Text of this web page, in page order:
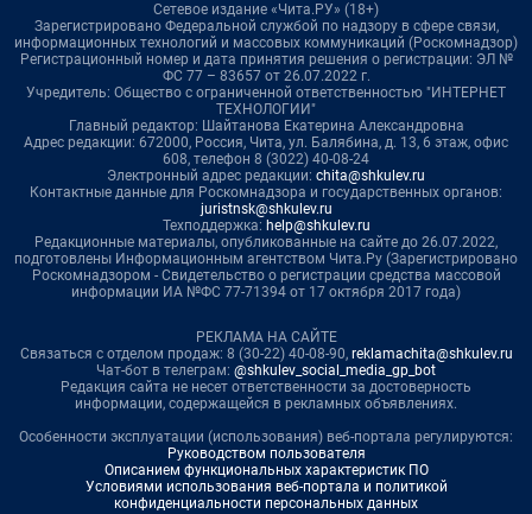
Сетевое издание «Чита.РУ» (18+)
Зарегистрировано Федеральной службой по надзору в сфере связи,
информационных технологий и массовых коммуникаций (Роскомнадзор)
Регистрационный номер и дата принятия решения о регистрации: ЭЛ №
ФС 77 – 83657 от 26.07.2022 г.
Учредитель: Общество с ограниченной ответственностью "ИНТЕРНЕТ
ТЕХНОЛОГИИ"
Главный редактор: Шайтанова Екатерина Александровна
Адрес редакции: 672000, Россия, Чита, ул. Балябина, д. 13, 6 этаж, офис
608, телефон 8 (3022) 40-08-24
Электронный адрес редакции: chita@shkulev.ru
Контактные данные для Роскомнадзора и государственных органов:
juristnsk@shkulev.ru
Техподдержка: help@shkulev.ru
Редакционные материалы, опубликованные на сайте до 26.07.2022,
подготовлены Информационным агентством Чита.Ру (Зарегистрировано
Роскомнадзором - Свидетельство о регистрации средства массовой
информации ИА №ФС 77-71394 от 17 октября 2017 года)
РЕКЛАМА НА САЙТЕ
Связаться с отделом продаж: 8 (30-22) 40-08-90, reklamachita@shkulev.ru
Чат-бот в телеграм: @shkulev_social_media_gp_bot
Редакция сайта не несет ответственности за достоверность
информации, содержащейся в рекламных объявлениях.
Особенности эксплуатации (использования) веб-портала регулируются:
Руководством пользователя
Описанием функциональных характеристик ПО
Условиями использования веб-портала и политикой
конфиденциальности персональных данных